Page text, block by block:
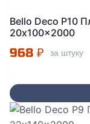
Bello Deco P10
20x100x2000
968 ₽ за штуку